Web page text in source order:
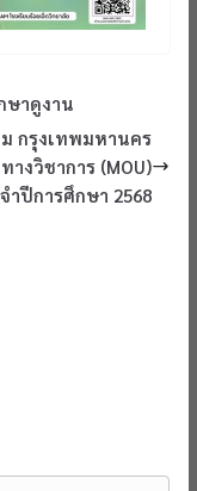
ษาดูงาน
กรุงเทพมหานคร
งวิชาการ (MOU)
ำปีการศึกษา 2568